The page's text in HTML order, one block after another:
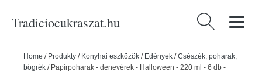
Tradiciocukraszat.hu Keresés:
Home / Produkty / Konyhai eszközök / Edények /Csészék, poharak,
bögrék / Papírpoharak - denevérek - Halloween - 220 ml - 6 db -